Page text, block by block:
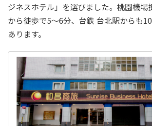
ジネスホテル」を選びました。桃園機場
から徒歩で5～6分、台鉄 台北駅からも
あります。